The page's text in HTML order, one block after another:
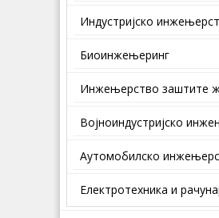
Индустријско
Биоинжењеринг
Инжењерство заштите
Војноиндустријско
Аутомобилско
Електротехника и